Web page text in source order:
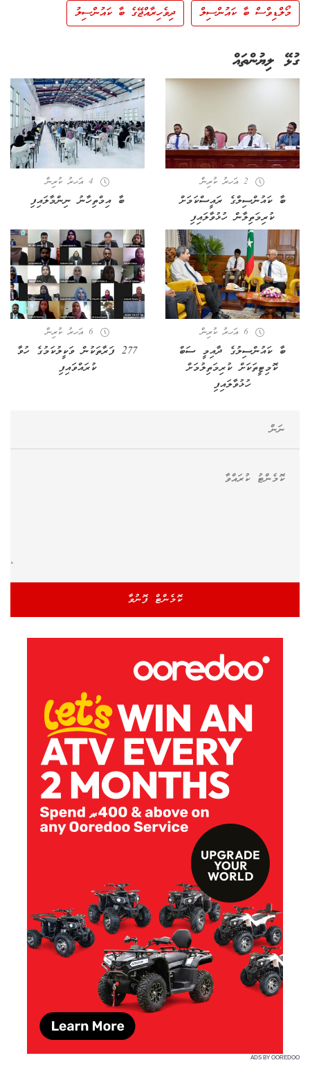
މޯލްޑިވްސް ބާ ކައުންސިލް ދިވެހިރާއްޖޭގެ ބާ ކައުންސިލު
ގުޅޭ ލިޔުންތައް
2 އަހރު ކުރިން
ބާ ކައުންސިލްގެ ރައީސްކަމަށް
ކުރިމަތިލާން ހުޅުވާލައިފި
4 އަހރު ކުރިން
ބާ އިމްތިހާނު ނިންމާލައިފި
6 އަހރު ކުރިން
ބާ ކައުންސިލުގެ ދާއިމީ ސަބް
ކޮމިޓީތަކަށް ކުރިމަތިލުމަށް
ހުޅުވާލައިފި
6 އަހރު ކުރިން
277 ފަރާތަކުން ވަކީލުކަމުގެ ހުވާ
ކުރައްވައިފި
ADS BY OOREDOO